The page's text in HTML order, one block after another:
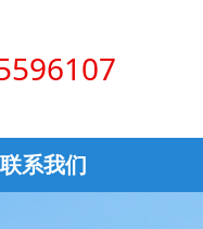
联系我们